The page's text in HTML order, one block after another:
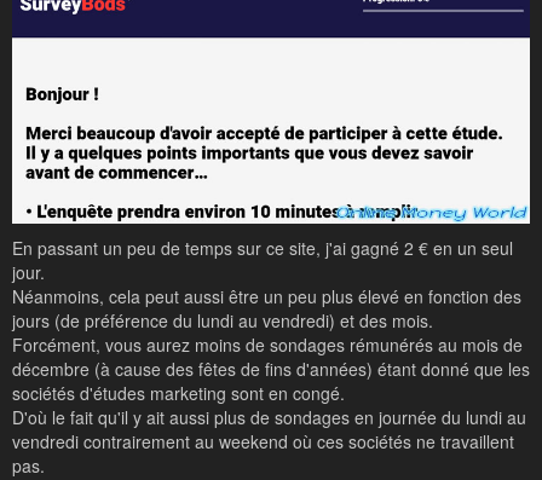
En passant un peu de temps sur ce site, j'ai gagné 2 € en un seul
jour.
Néanmoins, cela peut aussi être un peu plus élevé en fonction des
jours (de préférence du lundi au vendredi) et des mois.
Forcément, vous aurez moins de sondages rémunérés au mois de
décembre (à cause des fêtes de fins d'années) étant donné que les
sociétés d'études marketing sont en congé.
D'où le fait qu'il y ait aussi plus de sondages en journée du lundi au
vendredi contrairement au weekend où ces sociétés ne travaillent
pas.